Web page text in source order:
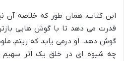
این کتاب، همان طور که خلاصه آن
قدرت می دهد تا با گوش هایی
گوش دهد. او درمی یابد که ریتم،
چه شیوه ای در خلق یک اثر سهیم